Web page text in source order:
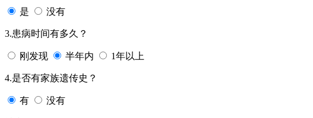
是 没有
3.患病时间有多久？
刚发现 半年内 1年以上
4.是否有家族遗传史？
有 没有